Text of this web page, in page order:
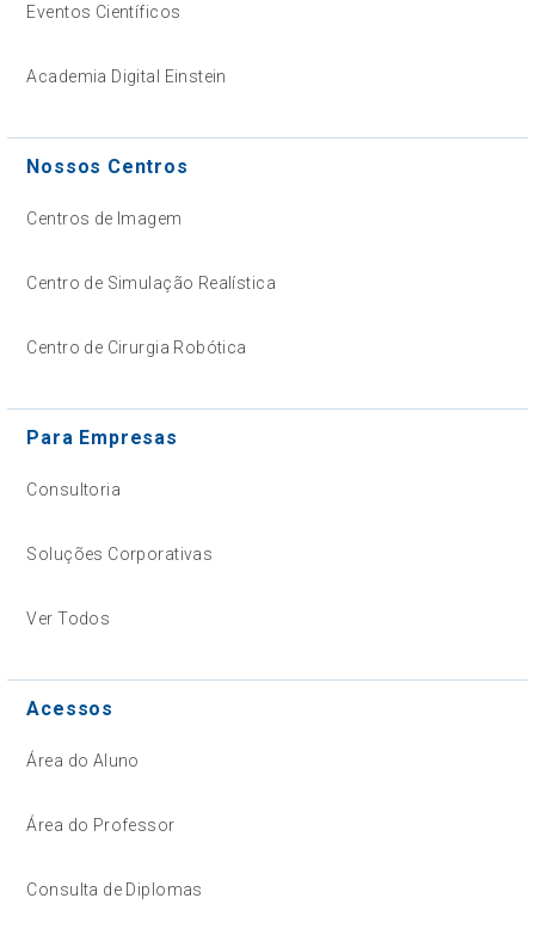
Eventos Científicos
Academia Digital Einstein
Nossos Centros
Centros de Imagem
Centro de Simulação Realística
Centro de Cirurgia Robótica
Para Empresas
Consultoria
Soluções Corporativas
Ver Todos
Acessos
Área do Aluno
Área do Professor
Consulta de Diplomas